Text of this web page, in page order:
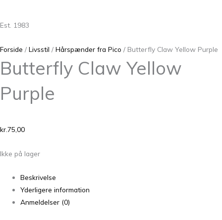
Est. 1983
Forside / Livsstil / Hårspænder fra Pico / Butterfly Claw Yellow Purple
Butterfly Claw Yellow
Purple
kr.75,00
Ikke på lager
Beskrivelse
Yderligere information
Anmeldelser (0)